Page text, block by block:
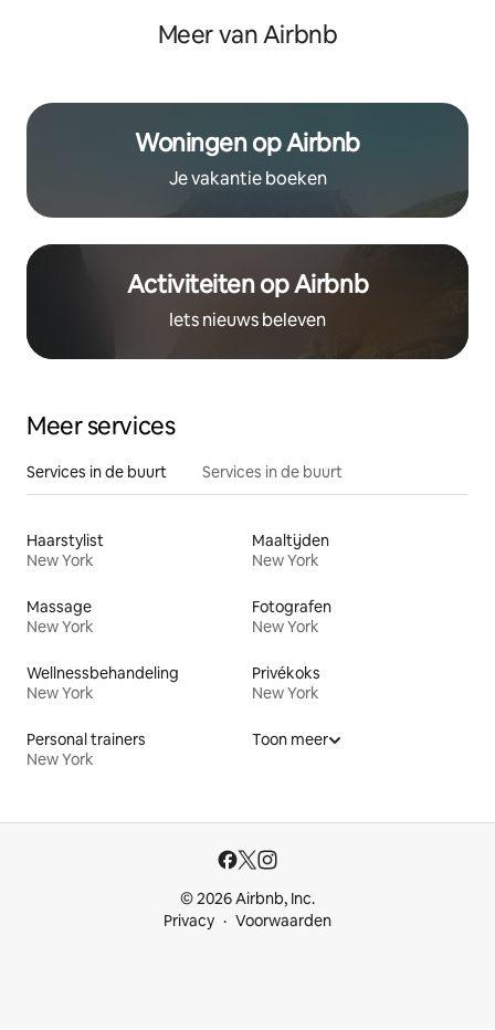
Meer van Airbnb
Woningen op Airbnb
Je vakantie boeken
Activiteiten op Airbnb
Iets nieuws beleven
Meer services
Services in de buurt Services in de buurt
Haarstylist
New York
Maaltijden
New York
Massage
New York
Fotografen
New York
Wellnessbehandeling
New York
Privékoks
New York
Personal trainers
New York
Toon meer
© 2026 Airbnb, Inc.
Privacy
Voorwaarden